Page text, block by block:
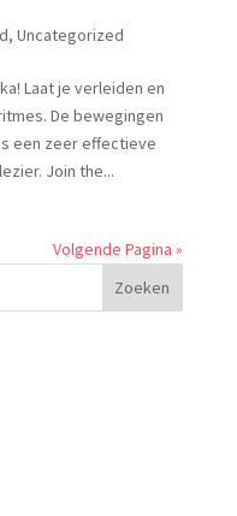
, Uncategorized
Laat je verleiden en
De bewegingen
een zeer effectieve
Join the...
Volgende Pagina »